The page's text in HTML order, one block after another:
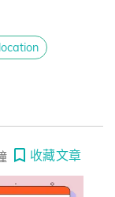
收藏文章